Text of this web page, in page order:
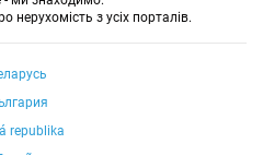
з усіх порталів.
republika